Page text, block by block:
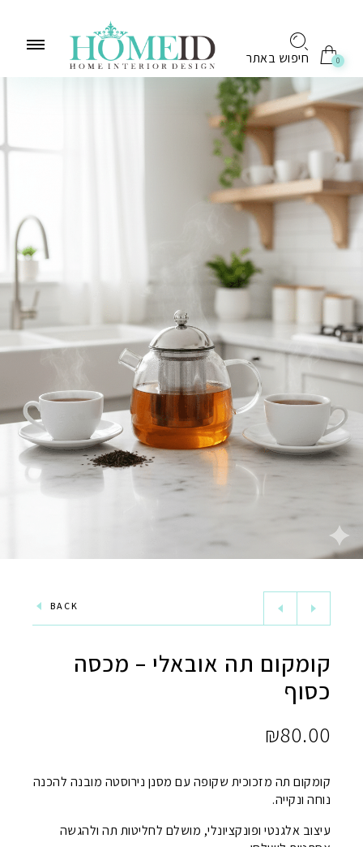
חיפוש באתר 0
BACK
קומקום תה אובאלי – מכסה
כסוף
₪80.00
קומקום תה מזכוכית שקופה עם מסנן נירוסטה מובנה להכנה
נוחה ונקייה.
עיצוב אלגנטי ופונקציונלי, מושלם לחליטות תה ולהגשה